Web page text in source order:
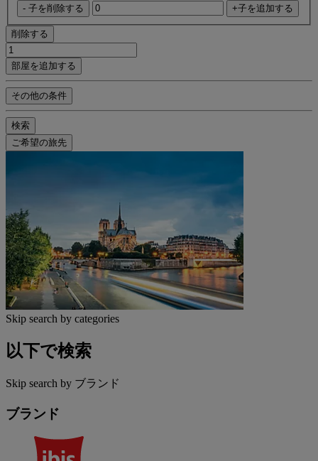
- 子を削除する +子を追加する
削除する
部屋を追加する
その他の条件
検索
ご希望の旅先
Skip search by categories
以下で検索
Skip search by ブランド
ブランド